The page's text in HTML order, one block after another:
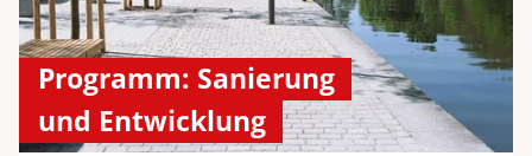
Programm: Sanierung
und Entwicklung